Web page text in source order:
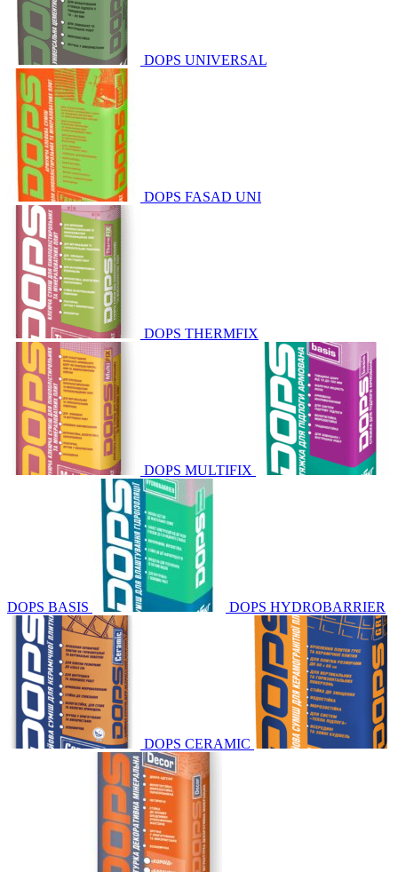
DOPS UNIVERSAL
DOPS FASAD UNI
DOPS THERMFIX
DOPS MULTIFIX
DOPS BASIS DOPS HYDROBARRIER
DOPS CERAMIC